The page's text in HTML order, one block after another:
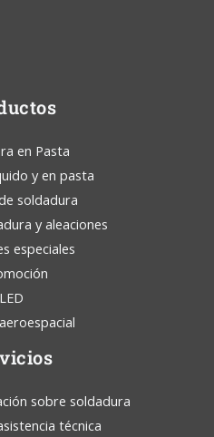
en Pasta
y en pasta
soldadura
y aleaciones
especiales
LED
sobre soldadura
técnica